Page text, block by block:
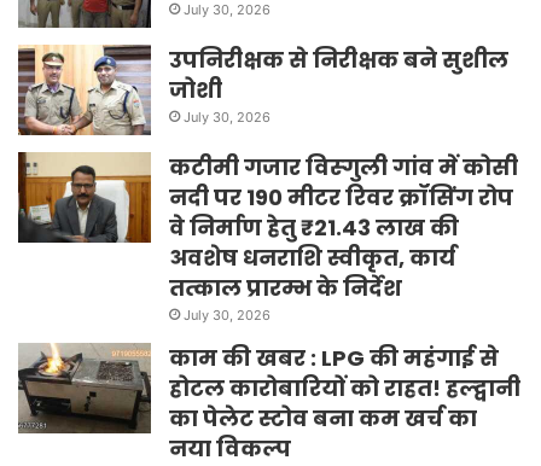
July 30, 2026
उपनिरीक्षक से निरीक्षक बने सुशील
जोशी
July 30, 2026
कटीमी गजार विस्गुली गांव में कोसी
नदी पर 190 मीटर रिवर क्रॉसिंग रोप
वे निर्माण हेतु ₹21.43 लाख की
अवशेष धनराशि स्वीकृत, कार्य
तत्काल प्रारम्भ के निर्देश
July 30, 2026
काम की खबर : LPG की महंगाई से
होटल कारोबारियों को राहत! हल्द्वानी
का पेलेट स्टोव बना कम खर्च का
नया विकल्प